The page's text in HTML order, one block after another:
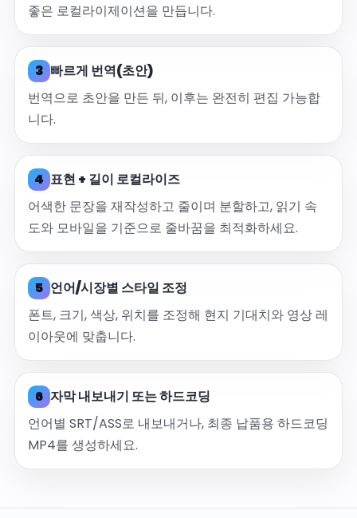
좋은 로컬라이제이션을 만듭니다.
3 빠르게 번역(초안)
번역으로 초안을 만든 뒤, 이후는 완전히 편집 가능합
니다.
4 표현 + 길이 로컬라이즈
어색한 문장을 재작성하고 줄이며 분할하고, 읽기 속
도와 모바일을 기준으로 줄바꿈을 최적화하세요.
5 언어/시장별 스타일 조정
폰트, 크기, 색상, 위치를 조정해 현지 기대치와 영상 레
이아웃에 맞춥니다.
6 자막 내보내기 또는 하드코딩
언어별 SRT/ASS로 내보내거나, 최종 납품용 하드코딩
MP4를 생성하세요.